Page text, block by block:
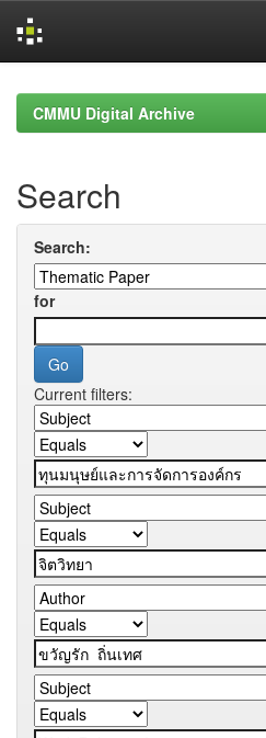
navigationCMMU Digital Archive
Search
Search:
for
Current filters: